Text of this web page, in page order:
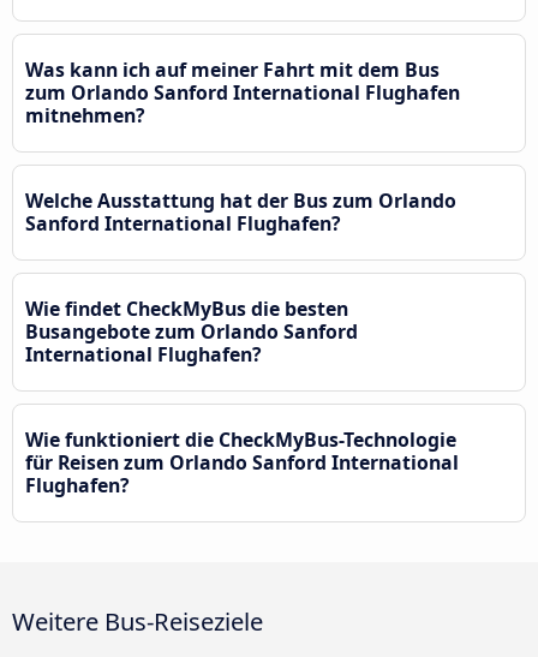
Was kann ich auf meiner Fahrt mit dem Bus
zum Orlando Sanford International Flughafen
mitnehmen?
Welche Ausstattung hat der Bus zum Orlando
Sanford International Flughafen?
Wie findet CheckMyBus die besten
Busangebote zum Orlando Sanford
International Flughafen?
Wie funktioniert die CheckMyBus-Technologie
für Reisen zum Orlando Sanford International
Flughafen?
Weitere Bus-Reiseziele